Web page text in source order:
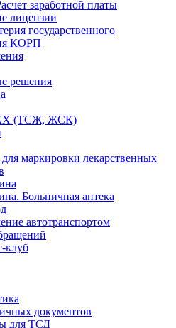
заработной платы
лицензии
государственного
КОРП
решения
(ТСЖ, ЖСК)
маркировки лекарственных
Больничная аптека
автотранспортом
клуб
документов
для ТСД